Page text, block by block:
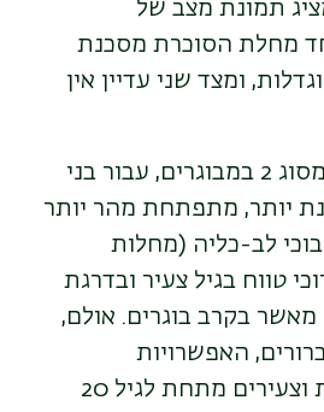
תמונת מצב של
מחלת הסוכרת מסכנת
ומצד שני עדיין אין
בהשוואה לסוכרת מסוג 2 במבוגרים, עבור בני
יותר, מתפתחת מהר יותר
לב-כליה (מחלות
טווח בגיל צעיר ובדרגת
מאשר בקרב בוגרים. אולם,
האפשרויות
הטיפוליות בצעירות וצעירים מתחת לגיל 20